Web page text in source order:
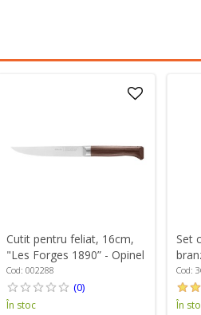
Cutit pentru feliat, 16cm,
"Les Forges 1890” - Opinel
Cod: 002288
(0)
În stoc
Set
Cod:
În